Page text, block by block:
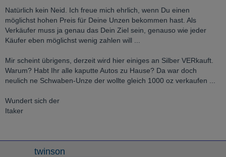
Natürlich kein Neid. Ich freue mich ehrlich, wenn Du einen
möglichst hohen Preis für Deine Unzen bekommen hast. Als
Verkäufer muss ja genau das Dein Ziel sein, genauso wie jeder
Käufer eben möglichst wenig zahlen will ...
Mir scheint übrigens, derzeit wird hier einiges an Silber VERkauft.
Warum? Habt Ihr alle kaputte Autos zu Hause? Da war doch
neulich ne Schwaben-Unze der wollte gleich 1000 oz verkaufen ...
Wundert sich der
Itaker
twinson